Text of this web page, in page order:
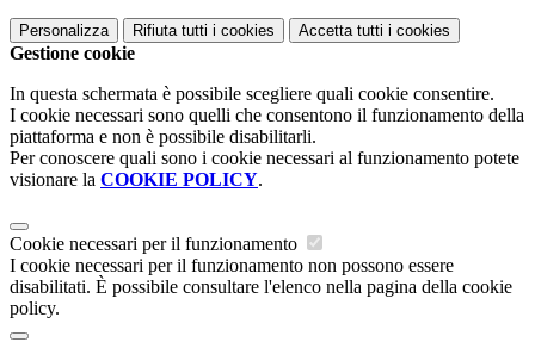
Personalizza Rifiuta tutti i cookies Accetta tutti i cookies
Gestione cookie
In questa schermata è possibile scegliere quali cookie consentire.
I cookie necessari sono quelli che consentono il funzionamento della
piattaforma e non è possibile disabilitarli.
Per conoscere quali sono i cookie necessari al funzionamento potete
visionare la COOKIE POLICY.
Cookie necessari per il funzionamento
I cookie necessari per il funzionamento non possono essere
disabilitati. È possibile consultare l'elenco nella pagina della cookie
policy.